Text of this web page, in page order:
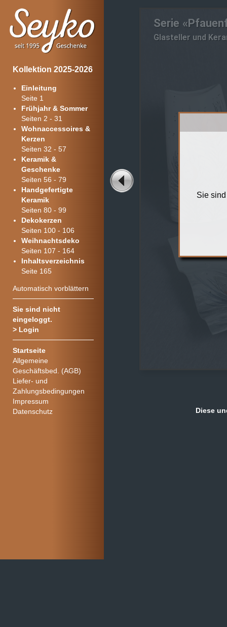
Kollektion 2025-2026
Einleitung
Seite 1
Frühjahr & Sommer
Seiten 2 - 31
Wohnaccessoires &
Kerzen
Seiten 32 - 57
Keramik &
Geschenke
Seiten 56 - 79
Handgefertigte
Keramik
Seiten 80 - 99
Dekokerzen
Seiten 100 - 106
Weihnachtsdeko
Seiten 107 - 164
Inhaltsverzeichnis
Seite 165
Automatisch vorblättern
Sie sind nicht
eingeloggt.
> Login
Startseite
Allgemeine
Geschäftsbed. (AGB)
Liefer- und
Zahlungsbedingungen
Impressum
Datenschutz
Sie
Serie
Glasteller und
Diese